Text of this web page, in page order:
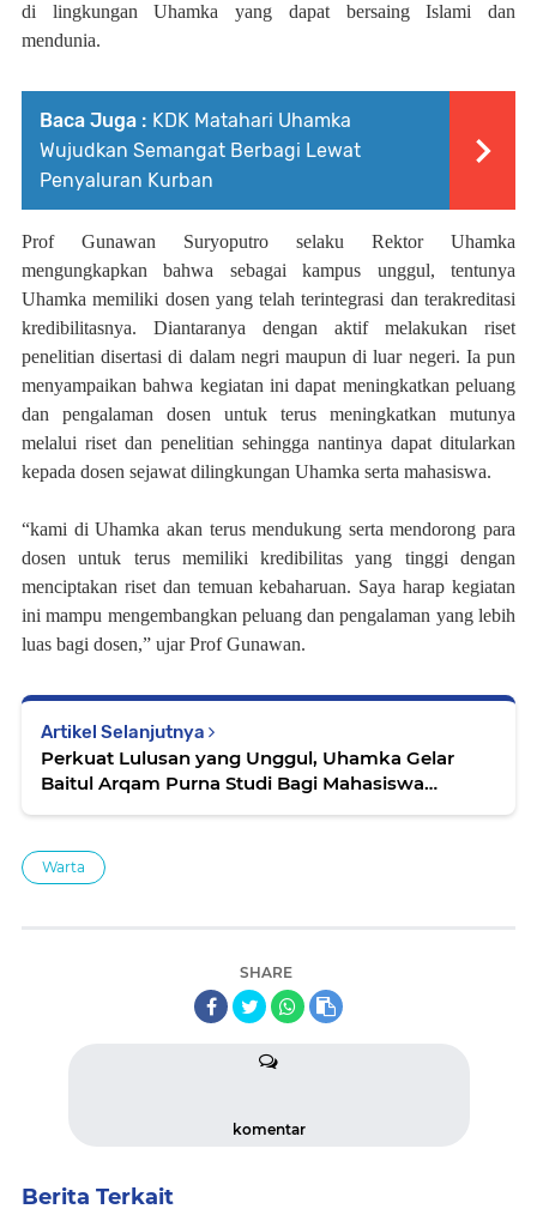
di lingkungan Uhamka yang dapat bersaing Islami dan
mendunia.
Baca Juga : KDK Matahari Uhamka
Wujudkan Semangat Berbagi Lewat
Penyaluran Kurban
Prof Gunawan Suryoputro selaku Rektor Uhamka
mengungkapkan bahwa sebagai kampus unggul, tentunya
Uhamka memiliki dosen yang telah terintegrasi dan terakreditasi
kredibilitasnya. Diantaranya dengan aktif melakukan riset
penelitian disertasi di dalam negri maupun di luar negeri. Ia pun
menyampaikan bahwa kegiatan ini dapat meningkatkan peluang
dan pengalaman dosen untuk terus meningkatkan mutunya
melalui riset dan penelitian sehingga nantinya dapat ditularkan
kepada dosen sejawat dilingkungan Uhamka serta mahasiswa.
“kami diUhamka akan terus mendukung serta mendorong para
dosen untuk terus memiliki kredibilitas yang tinggi dengan
menciptakan riset dan temuan kebaharuan. Saya harap kegiatan
ini mampu mengembangkan peluang dan pengalaman yang lebih
luas bagi dosen,” ujar Prof Gunawan.
Artikel Selanjutnya
Perkuat Lulusan yang Unggul, Uhamka Gelar
Baitul Arqam Purna Studi Bagi Mahasiswa
Warta
SHARE
komentar
Berita Terkait